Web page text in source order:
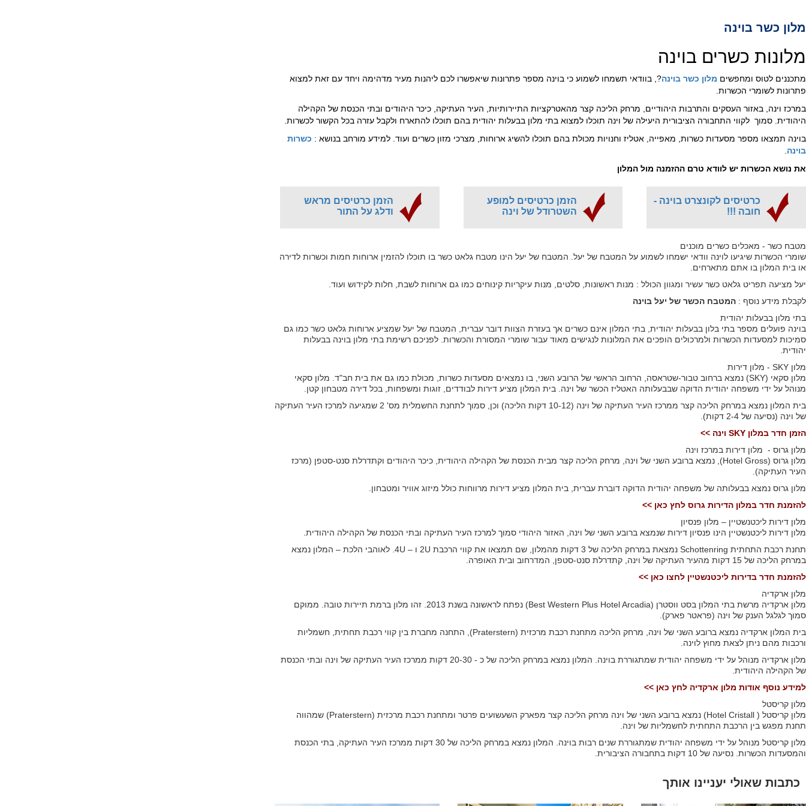
מלון כשר בוינה
מלונות כשרים בוינה
מתכננים לטוס ומחפשים מלון כשר בוינה?, בוודאי תשמחו לשמוע כי בוינה מספר פתרונות שיאפשרו לכם ליהנות מעיר מדהימה ויחד עם זאת למצוא
פתרונות לשומרי הכשרות.
במרכז וינה, באזור העסקים והתרבות היהודיים, מרחק הליכה קצר מהאטרקציות התיירותיות, העיר העתיקה, כיכר היהודים ובתי הכנסת של הקהילה
היהודית. סמוך לקווי התחבורה הציבורית היעילה של וינה תוכלו למצוא בתי מלון בבעלות יהודית בהם תוכלו להתארח ולקבל עזרה בכל הקשור לכשרות.
בוינה תמצאו מספר מסעדות כשרות, מאפייה, אטליז וחנויות מכולת בהם תוכלו להשיג ארוחות, מצרכי מזון כשרים ועוד. למידע מורחב בנושא : כשרות
בוינה
את נושא הכשרות יש לוודא טרם ההזמנה מול המלון
כרטיסים לקונצרט בוינה -
חובה !!!
הזמן כרטיסים למופע
השטרודל של וינה
הזמן כרטיסים מראש
ודלג על התור
מטבח כשר - מאכלים כשרים מוכנים
שומרי הכשרות שיגיעו לוינה וודאי ישמחו לשמוע על המטבח של יעל. המטבח של יעל הינו מטבח גלאט כשר בו תוכלו להזמין ארוחות חמות וכשרות לדירה
או בית המלון בו אתם מתארחים.
יעל מציעה תפריט גלאט כשר עשיר ומגוון הכולל : מנות ראשונות, סלטים, מנות עיקריות קינוחים כמו גם ארוחות לשבת, חלות לקידוש ועוד.
לקבלת מידע נוסף : המטבח הכשר של יעל בוינה
בתי מלון בבעלות יהודית
בוינה פועלים מספר בתי בלון בבעלות יהודית, בתי המלון אינם כשרים אך בעזרת הצוות דובר עברית, המטבח של יעל שמציע ארוחות גלאט כשר כמו גם
סמיכות למסעדות הכשרות ולמרכולים הופכים את המלונות לנגישים מאוד עבור שומרי המסורת והכשרות. לפניכם רשימת בתי מלון בוינה בבעלות
יהודית.
מלון SKY - מלון דירות
מלון סקאי (SKY) נמצא ברחוב טבור-שטראסה, הרחוב הראשי של הרובע השני, בו נמצאים מסעדות כשרות, מכולת כמו גם את בית חב"ד. מלון סקאי
מנוהל על ידי משפחה יהודית הדוקה שבבעלותה האטליז הכשר של וינה. בית המלון מציע דירות לבודדים, זוגות ומשפחות, בכל דירה מטבחון קטן.
בית המלון נמצא במרחק הליכה קצר ממרכז העיר העתיקה של וינה (10-12 דקות הליכה) וכן, סמוך לתחנת החשמלית מס' 2 שמגיעה למרכז העיר העתיקה
של וינה (נסיעה של 2-4 דקות).
הזמן חדר במלון SKY וינה >>
מלון גרוס - מלון דירות במרכז וינה
מלון גרוס (Hotel Gross), נמצא ברובע השני של וינה, מרחק הליכה קצר מבית הכנסת של הקהילה היהודית, כיכר היהודים וקתדרלת סנט-סטפן (מרכז
העיר העתיקה).
מלון גרוס נמצא בבעלותה של משפחה יהודית הדוקה דוברת עברית, בית המלון מציע דירות מרווחות כולל מיזוג אוויר ומטבחון.
להזמנת חדר במלון הדירות גרוס לחץ כאן >>
מלון דירות ליכטנשטיין – מלון פנסיון
מלון דירות ליכטנשטיין הינו פנסיון דירות שנמצא ברובע השני של וינה, האזור היהודי סמוך למרכז העיר העתיקה ובתי הכנסת של הקהילה היהודית.
תחנת רכבת התחתית Schottenring נמצאת במרחק הליכה של 3 דקות מהמלון, שם תמצאו את קווי הרכבת 2U ו – 4U. לאוהבי הלכת – המלון נמצא
במרחק הליכה של 15 דקות מהעיר העתיקה של וינה, קתדרלת סנט-סטפן, המדרחוב ובית האופרה.
להזמנת חדר בדירות ליכטנשטיין לחצו כאן >>
מלון ארקדיה
מלון ארקדיה מרשת בתי המלון בסט ווסטרן (Best Western Plus Hotel Arcadia) נפתח לראשונה בשנת 2013. זהו מלון ברמת תיירות טובה. ממוקם
סמוך לגלגל הענק של וינה (פראטר פארק).
בית המלון ארקדיה נמצא ברובע השני של וינה, מרחק הליכה מתחנת רכבת מרכזית (Praterstern), התחנה מחברת בין קווי רכבת תחתית, חשמליות
ורכבות מהם ניתן לצאת מחוץ לוינה.
מלון ארקדיה מנוהל על ידי משפחה יהודית שמתגוררת בוינה. המלון נמצא במרחק הליכה של כ - 20-30 דקות ממרכז העיר העתיקה של וינה ובתי הכנסת
של הקהילה היהודית.
למידע נוסף אודות מלון ארקדיה לחץ כאן >>
מלון קריסטל
מלון קריסטל ( Hotel Cristall) נמצא ברובע השני של וינה מרחק הליכה קצר מפארק השעשועים פרטר ומתחנת רכבת מרכזית (Praterstern) שמהווה
תחנת מפגש בין הרכבת התחתית לחשמליות של וינה.
מלון קריסטל מנוהל על ידי משפחה יהודית שמתגוררת שנים רבות בוינה. המלון נמצא במרחק הליכה של 30 דקות ממרכז העיר העתיקה, בתי הכנסת
והמסעדות הכשרות. נסיעה של 10 דקות בתחבורה הציבורית.
כתבות שאולי יעניינו אותך